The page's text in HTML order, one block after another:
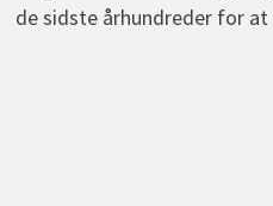
de sidste århundreder for